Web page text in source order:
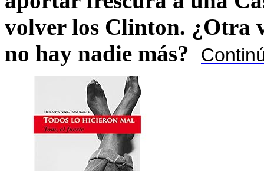
volver los Clinton. ¿Otra
no hay nadie más?